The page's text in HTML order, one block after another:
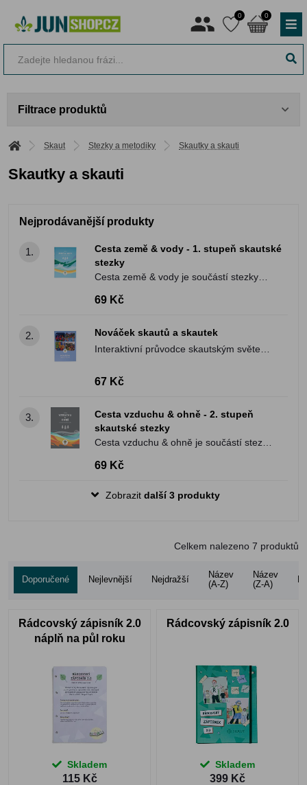
0 0
Filtrace produktů
Skaut Stezky a metodiky Skautky a skauti
Skautky a skauti
Nejprodávanější produkty
1.
Cesta země & vody - 1. stupeň skautské
stezky
Cesta země & vody je součástí stezky
pro skauty a skautky, která jim pomáhá v
69 Kč
2.
Nováček skautů a skautek
Interaktivní průvodce skautským světem
skautských dovedností.
67 Kč
3.
Cesta vzduchu & ohně - 2. stupeň
skautské stezky
Cesta vzduchu & ohně je součástí stezky
pro skauty a skautky, která jim pomáhá v
69 Kč
Zobrazit další 3 produkty
Celkem nalezeno 7 produktů
Doporučené Nejlevnější Nejdražší
Název
(A-Z)
Název
(Z-A)
Rádcovský zápisník 2.0
náplň na půl roku
Skladem
115 Kč
Rádcovský zápisník 2.0
Skladem
399 Kč